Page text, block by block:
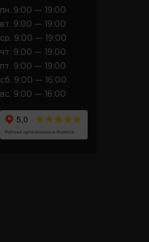
пн. 9:00 — 19:00
вт. 9:00 — 19:00
ср. 9:00 — 19:00
чт. 9:00 — 19:00
пт. 9:00 — 19:00
сб. 9:00 — 16:00
вс. 9:00 — 16:00